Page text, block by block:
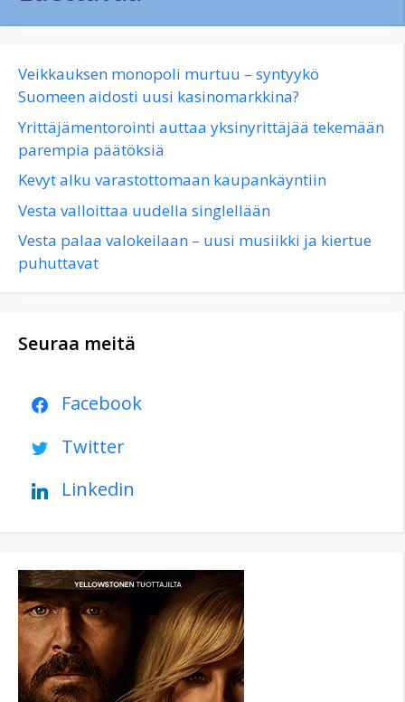
Veikkauksen monopoli murtuu – syntyykö
Suomeen aidosti uusi kasinomarkkina?
Yrittäjämentorointi auttaa yksinyrittäjää tekemään
parempia päätöksiä
Kevyt alku varastottomaan kaupankäyntiin
Vesta valloittaa uudella singlellään
Vesta palaa valokeilaan – uusi musiikki ja kiertue
puhuttavat
Seuraa meitä
Facebook
Twitter
Linkedin